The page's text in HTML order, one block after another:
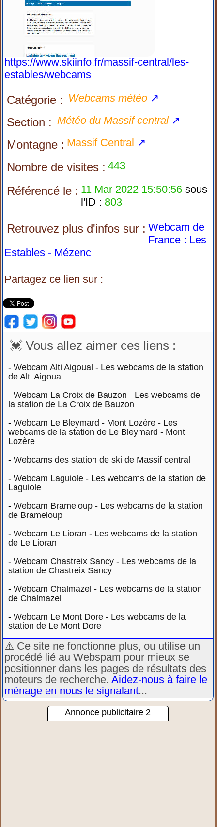
https://www.skiinfo.fr/massif-central/les-
estables/webcams
Catégorie : Webcams météo ↗
Section : Météo du Massif central↗
Montagne : Massif Central ↗
Nombre de visites : 443
Référencé le : 11 Mar 2022 15:50:56 sous
l'ID : 803
Retrouvez plus d'infos sur : Webcam de
France : Les
Estables - Mézenc
Partagez ce lien sur :
💓 Vous allez aimer ces liens :
-Webcam Alti Aigoual - Les webcams de la station
de Alti Aigoual
-Webcam La Croix de Bauzon - Les webcams de
la station de La Croix de Bauzon
-Webcam Le Bleymard - Mont Lozère - Les
webcams de la station de Le Bleymard - Mont
Lozère
-Webcams des station de ski de Massif central
-Webcam Laguiole - Les webcams de la station de
Laguiole
-Webcam Brameloup - Les webcams de la station
de Brameloup
-Webcam Le Lioran - Les webcams de la station
de Le Lioran
-Webcam Chastreix Sancy - Les webcams de la
station de Chastreix Sancy
-Webcam Chalmazel - Les webcams de la station
de Chalmazel
-Webcam Le Mont Dore - Les webcams de la
station de Le Mont Dore
⚠️ Ce site ne fonctionne plus, ou utilise un
procédé lié au Webspam pour mieux se
positionner dans les pages de résultats des
moteurs de recherche.Aidez-nous à faire le
ménage en nous le signalant...
Annonce publicitaire 2